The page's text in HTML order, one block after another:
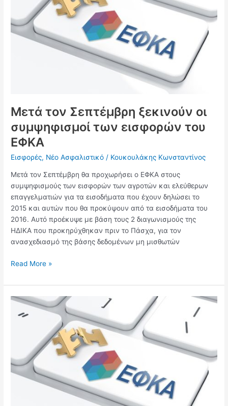
Μετά τον Σεπτέμβρη ξεκινούν οι
συμψηφισμοί των εισφορών του
ΕΦΚΑ
Εισφορές, Νέο Ασφαλιστικό / Κουκουλάκης Κωνσταντίνος
Μετά τον Σεπτέμβρη θα προχωρήσει ο ΕΦΚΑ στους
συμψηφισμούς των εισφορών των αγροτών και ελεύθερων
επαγγελματιών για τα εισοδήματα που έχουν δηλώσει το
2015 και αυτών που θα προκύψουν από τα εισοδήματα του
2016. Αυτό προέκυψε με βάση τους 2 διαγωνισμούς της
ΗΔΙΚΑ που προκηρύχθηκαν πριν το Πάσχα, για τον
ανασχεδιασμό της βάσης δεδομένων μη μισθωτών
συμψηφισμοί
των
εισφορών
Read More »
Με
προμήθεια
ασφαλιστικών
εισφορών
μέσω